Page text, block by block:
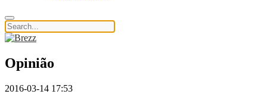
Opinião
2016-03-14 17:53